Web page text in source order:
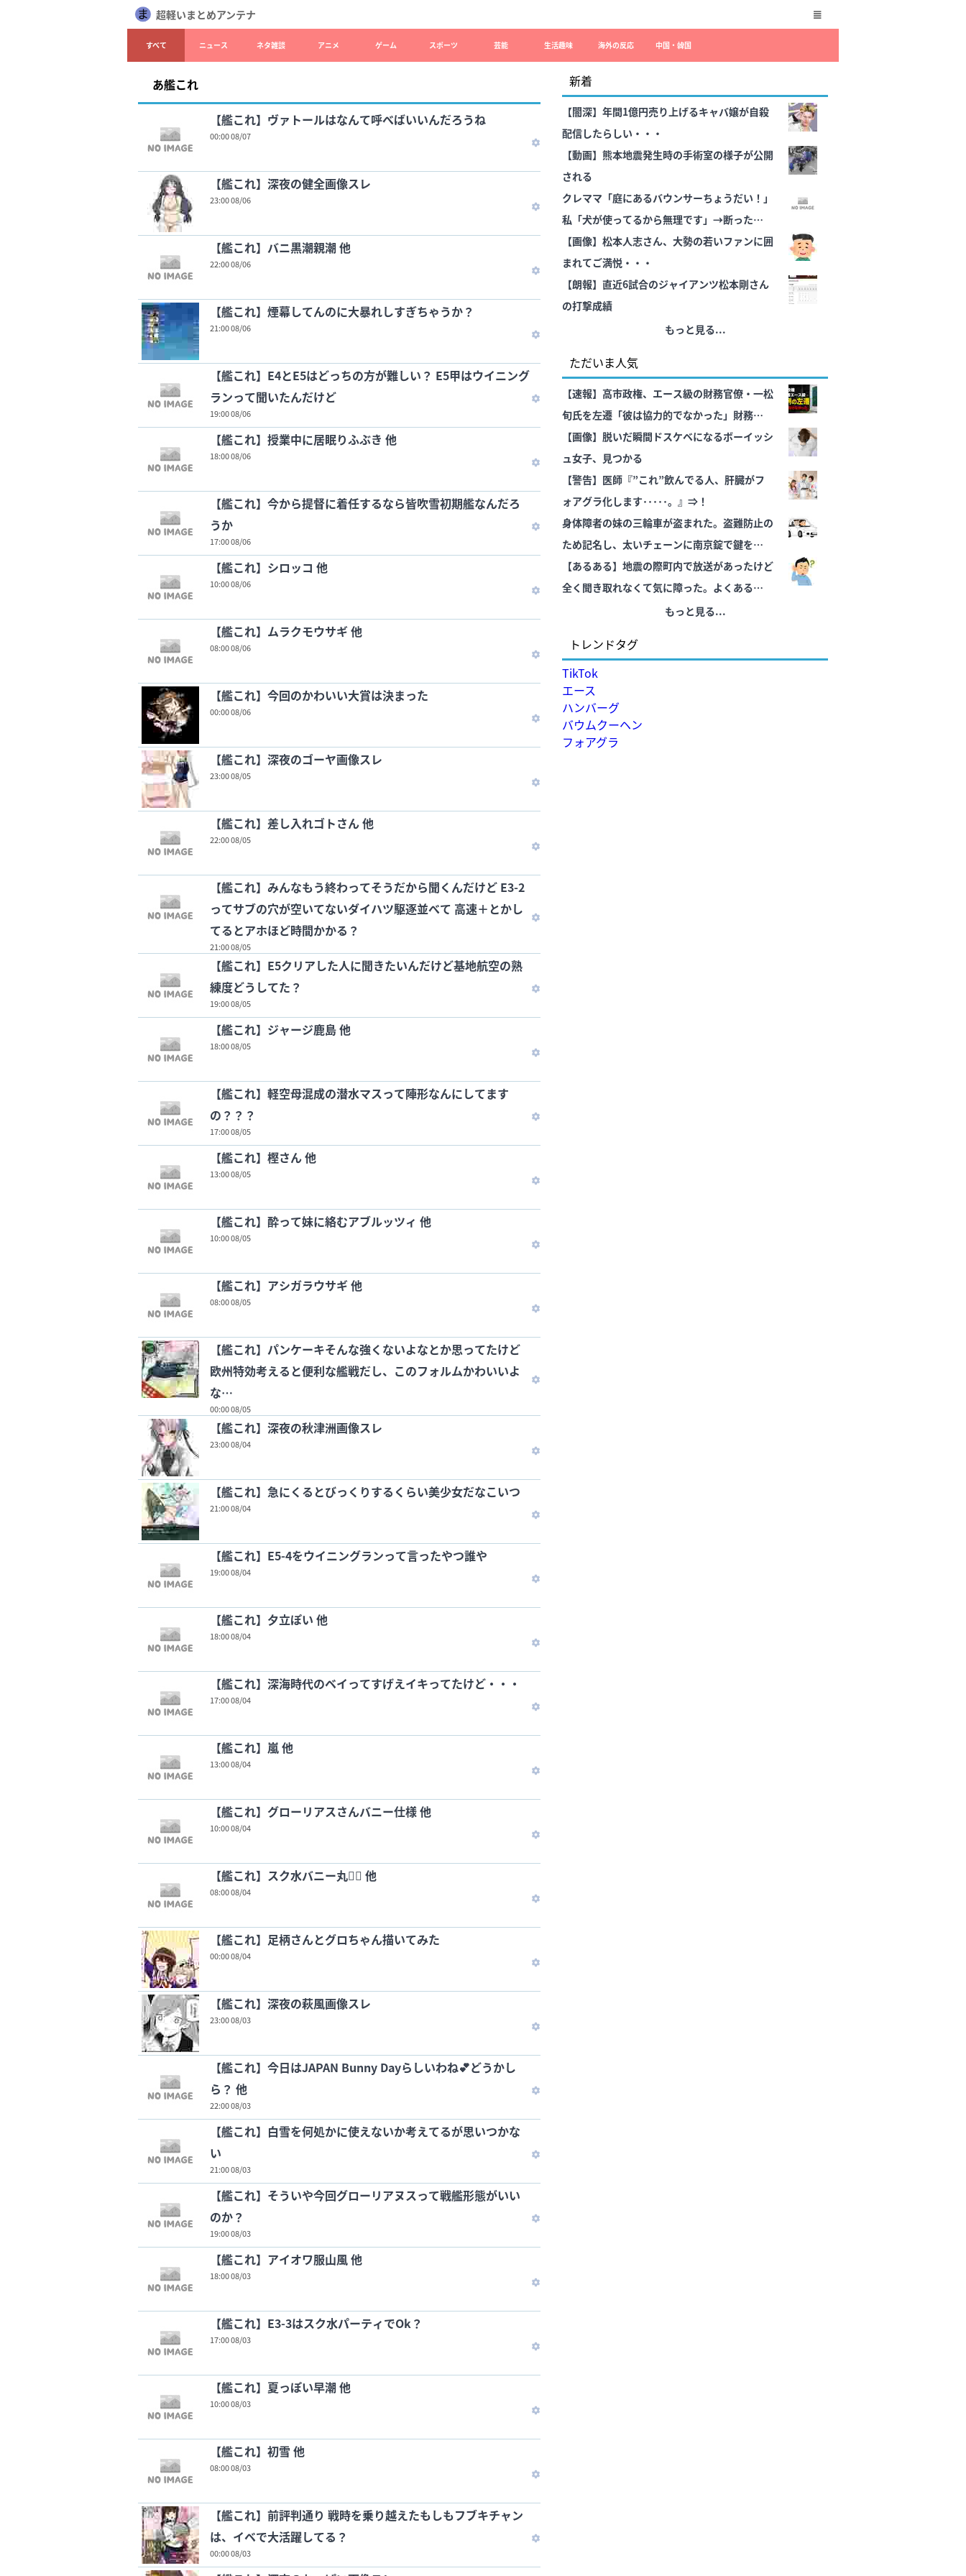
超軽いまとめアンテナ
すべて ニュース ネタ雑談 アニメ ゲーム スポーツ 芸能 生活趣味 海外の反応 中国・韓国
あ艦これ
【艦これ】ヴァトールはなんて呼べばいいんだろうね
00:00 08/07
【艦これ】深夜の健全画像スレ
23:00 08/06
【艦これ】バニ黒潮親潮 他
22:00 08/06
【艦これ】煙幕してんのに大暴れしすぎちゃうか？
21:00 08/06
【艦これ】E4とE5はどっちの方が難しい？ E5甲はウイニング
ランって聞いたんだけど
19:00 08/06
【艦これ】授業中に居眠りふぶき 他
18:00 08/06
【艦これ】今から提督に着任するなら皆吹雪初期艦なんだろ
うか
17:00 08/06
【艦これ】シロッコ 他
10:00 08/06
【艦これ】ムラクモウサギ 他
08:00 08/06
【艦これ】今回のかわいい大賞は決まった
00:00 08/06
【艦これ】深夜のゴーヤ画像スレ
23:00 08/05
【艦これ】差し入れゴトさん 他
22:00 08/05
【艦これ】みんなもう終わってそうだから聞くんだけど E3-2
ってサブの穴が空いてないダイハツ駆逐並べて 高速＋とかし
てるとアホほど時間かかる？
21:00 08/05
【艦これ】E5クリアした人に聞きたいんだけど基地航空の熟
練度どうしてた？
19:00 08/05
【艦これ】ジャージ鹿島 他
18:00 08/05
【艦これ】軽空母混成の潜水マスって陣形なんにしてます
の？？？
17:00 08/05
【艦これ】樫さん 他
13:00 08/05
【艦これ】酔って妹に絡むアブルッツィ 他
10:00 08/05
【艦これ】アシガラウサギ 他
08:00 08/05
【艦これ】パンケーキそんな強くないよなとか思ってたけど
欧州特効考えると便利な艦戦だし、このフォルムかわいいよ
な…
00:00 08/05
【艦これ】深夜の秋津洲画像スレ
23:00 08/04
【艦これ】急にくるとびっくりするくらい美少女だなこいつ
21:00 08/04
【艦これ】E5-4をウイニングランって言ったやつ誰や
19:00 08/04
【艦これ】夕立ぽい 他
18:00 08/04
【艦これ】深海時代のベイってすげえイキってたけど・・・
17:00 08/04
【艦これ】嵐 他
13:00 08/04
【艦これ】グローリアスさんバニー仕様 他
10:00 08/04
【艦これ】スク水バニー丸👯‍♀️ 他
08:00 08/04
【艦これ】足柄さんとグロちゃん描いてみた
00:00 08/04
【艦これ】深夜の萩風画像スレ
23:00 08/03
【艦これ】今日はJAPAN Bunny Dayらしいわね💕どうかし
ら？ 他
22:00 08/03
【艦これ】白雪を何処かに使えないか考えてるが思いつかな
い
21:00 08/03
【艦これ】そういや今回グローリアヌスって戦艦形態がいい
のか？
19:00 08/03
【艦これ】アイオワ服山風 他
18:00 08/03
【艦これ】E3-3はスク水パーティでOk？
17:00 08/03
【艦これ】夏っぽい早潮 他
10:00 08/03
【艦これ】初雪 他
08:00 08/03
【艦これ】前評判通り 戦時を乗り越えたもしもフブキチャン
は、イベで大活躍してる？
00:00 08/03
新着
【闇深】年間1億円売り上げるキャバ嬢が自殺
配信したらしい・・・
【動画】熊本地震発生時の手術室の様子が公開
される
クレママ「庭にあるバウンサーちょうだい！」
私「犬が使ってるから無理です」→断った数日
後、庭からまさかの物音が…
【画像】松本人志さん、大勢の若いファンに囲
まれてご満悦・・・
【朗報】直近6試合のジャイアンツ松本剛さん
の打撃成績
もっと見る...
ただいま人気
【速報】高市政権、エース級の財務官僚・一松
旬氏を左遷「彼は協力的でなかった」財務省の
言いなりではないことが判明
【画像】脱いだ瞬間ドスケベになるボーイッシ
ュ女子、見つかる
【警告】医師『”これ”飲んでる人、肝臓がフ
ォアグラ化します･････。』⇒！
身体障者の妹の三輪車が盗まれた。盗難防止の
ため記名し、太いチェーンに南京錠で鍵をつけ
ていたのに
【あるある】地震の際町内で放送があったけど
全く聞き取れなくて気に障った。よくあること
だけどいざってとき意味あるの？
もっと見る...
トレンドタグ
TikTok
エース
ハンバーグ
バウムクーヘン
フォアグラ